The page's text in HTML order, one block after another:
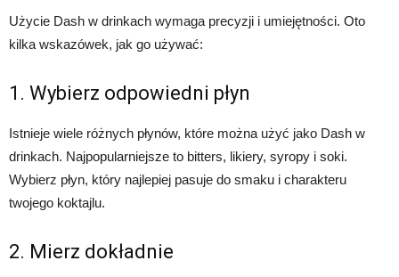
Użycie Dash w drinkach wymaga precyzji i umiejętności. Oto
kilka wskazówek, jak go używać:
1. Wybierz odpowiedni płyn
Istnieje wiele różnych płynów, które można użyć jako Dash w
drinkach. Najpopularniejsze to bitters, likiery, syropy i soki.
Wybierz płyn, który najlepiej pasuje do smaku i charakteru
twojego koktajlu.
2. Mierz dokładnie